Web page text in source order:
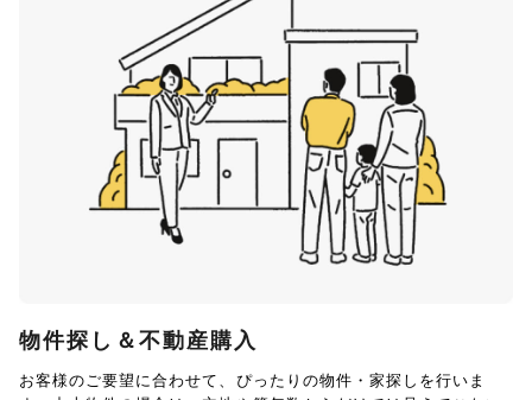
物件探し＆不動産購入
お客様のご要望に合わせて、ぴったりの物件・家探しを行いま